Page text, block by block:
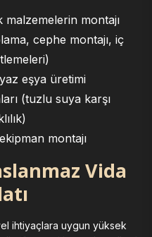
montajı
cephe montajı, iç
eşya üretimi
(tuzlu suya karşı
montajı
Vida
ihtiyaçlara uygun yüksek